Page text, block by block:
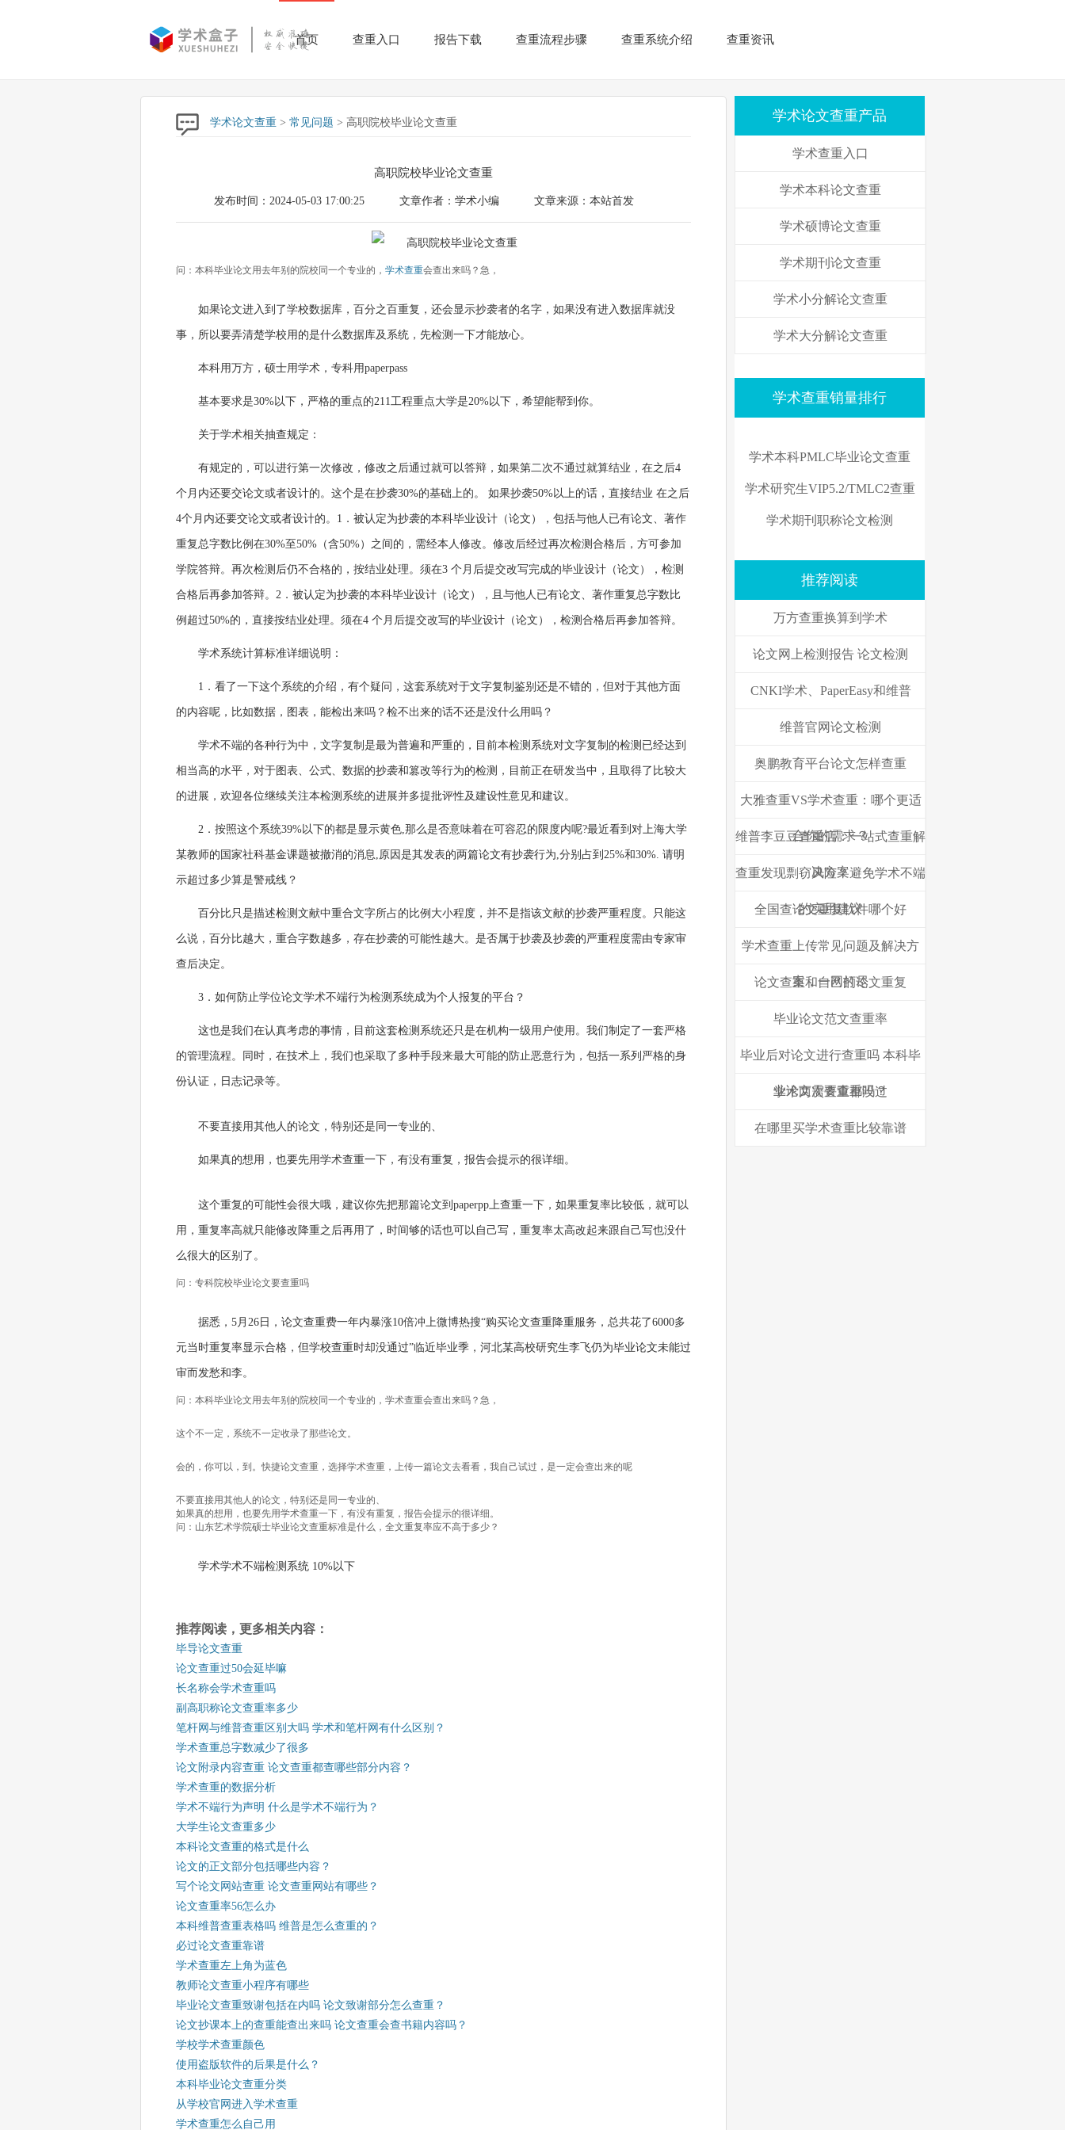
首页 查重入口 报告下载 查重流程步骤 查重系统介绍 查重资讯
学术论文查重 > 常见问题 > 高职院校毕业论文查重
高职院校毕业论文查重
发布时间：2024-05-03 17:00:25 文章作者：学术小编 文章来源：本站首发
问：本科毕业论文用去年别的院校同一个专业的， 学术查重会查出来吗？急，
如果论文进入到了学校数据库，百分之百重复，还会显示抄袭者的名字，如果没有进入数据库就没
事，所以要弄清楚学校用的是什么数据库及系统，先检测一下才能放心。
本科用万方，硕士用学术，专科用paperpass
基本要求是30%以下，严格的重点的211工程重点大学是20%以下，希望能帮到你。
关于学术相关抽查规定：
有规定的，可以进行第一次修改，修改之后通过就可以答辩，如果第二次不通过就算结业，在之后4
个月内还要交论文或者设计的。这个是在抄袭30%的基础上的。 如果抄袭50%以上的话，直接结业 在之后
4个月内还要交论文或者设计的。1．被认定为抄袭的本科毕业设计（论文），包括与他人已有论文、著作
重复总字数比例在30%至50%（含50%）之间的，需经本人修改。修改后经过再次检测合格后，方可参加
学院答辩。再次检测后仍不合格的，按结业处理。须在3 个月后提交改写完成的毕业设计（论文），检测
合格后再参加答辩。2．被认定为抄袭的本科毕业设计（论文），且与他人已有论文、著作重复总字数比
例超过50%的，直接按结业处理。须在4 个月后提交改写的毕业设计（论文），检测合格后再参加答辩。
学术系统计算标准详细说明：
1．看了一下这个系统的介绍，有个疑问，这套系统对于文字复制鉴别还是不错的，但对于其他方面
的内容呢，比如数据，图表，能检出来吗？检不出来的话不还是没什么用吗？
学术不端的各种行为中，文字复制是最为普遍和严重的，目前本检测系统对文字复制的检测已经达到
相当高的水平，对于图表、公式、数据的抄袭和篡改等行为的检测，目前正在研发当中，且取得了比较大
的进展，欢迎各位继续关注本检测系统的进展并多提批评性及建设性意见和建议。
2．按照这个系统39%以下的都是显示黄色,那么是否意味着在可容忍的限度内呢?最近看到对上海大学
某教师的国家社科基金课题被撤消的消息,原因是其发表的两篇论文有抄袭行为,分别占到25%和30%. 请明
示超过多少算是警戒线？
百分比只是描述检测文献中重合文字所占的比例大小程度，并不是指该文献的抄袭严重程度。只能这
么说，百分比越大，重合字数越多，存在抄袭的可能性越大。是否属于抄袭及抄袭的严重程度需由专家审
查后决定。
3．如何防止学位论文学术不端行为检测系统成为个人报复的平台？
这也是我们在认真考虑的事情，目前这套检测系统还只是在机构一级用户使用。我们制定了一套严格
的管理流程。同时，在技术上，我们也采取了多种手段来最大可能的防止恶意行为，包括一系列严格的身
份认证，日志记录等。
不要直接用其他人的论文，特别还是同一专业的、
如果真的想用，也要先用学术查重一下，有没有重复，报告会提示的很详细。
这个重复的可能性会很大哦，建议你先把那篇论文到paperpp上查重一下，如果重复率比较低，就可以
用，重复率高就只能修改降重之后再用了，时间够的话也可以自己写，重复率太高改起来跟自己写也没什
么很大的区别了。
问：专科院校毕业论文要查重吗
据悉，5月26日，论文查重费一年内暴涨10倍冲上微博热搜“购买论文查重降重服务，总共花了6000多
元当时重复率显示合格，但学校查重时却没通过”临近毕业季，河北某高校研究生李飞仍为毕业论文未能过
审而发愁和李。
问：本科毕业论文用去年别的院校同一个专业的，学术查重会查出来吗？急，
这个不一定，系统不一定收录了那些论文。
会的，你可以，到。快捷论文查重，选择学术查重，上传一篇论文去看看，我自己试过，是一定会查出来的呢
不要直接用其他人的论文，特别还是同一专业的、
如果真的想用，也要先用学术查重一下，有没有重复，报告会提示的很详细。
问：山东艺术学院硕士毕业论文查重标准是什么，全文重复率应不高于多少？
学术学术不端检测系统 10%以下
推荐阅读，更多相关内容：
毕导论文查重
论文查重过50会延毕嘛
长名称会学术查重吗
副高职称论文查重率多少
笔杆网与维普查重区别大吗 学术和笔杆网有什么区别？
学术查重总字数减少了很多
论文附录内容查重 论文查重都查哪些部分内容？
学术查重的数据分析
学术不端行为声明 什么是学术不端行为？
大学生论文查重多少
本科论文查重的格式是什么
论文的正文部分包括哪些内容？
写个论文网站查重 论文查重网站有哪些？
论文查重率56怎么办
本科维普查重表格吗 维普是怎么查重的？
必过论文查重靠谱
学术查重左上角为蓝色
教师论文查重小程序有哪些
毕业论文查重致谢包括在内吗 论文致谢部分怎么查重？
论文抄课本上的查重能查出来吗 论文查重会查书籍内容吗？
学校学术查重颜色
使用盗版软件的后果是什么？
本科毕业论文查重分类
从学校官网进入学术查重
学术查重怎么自己用
学术论文查重产品
学术查重入口
学术本科论文查重
学术硕博论文查重
学术期刊论文查重
学术小分解论文查重
学术大分解论文查重
学术查重销量排行
学术本科PMLC毕业论文查重
学术研究生VIP5.2/TMLC2查重
学术期刊职称论文检测
推荐阅读
万方查重换算到学术
论文网上检测报告 论文检测
CNKI学术、PaperEasy和维普
维普官网论文检测
奥鹏教育平台论文怎样查重
大雅查重VS学术查重：哪个更适
合你的需求？
维普李豆豆查重店：一站式查重解
决方案
查重发现剽窃风险？避免学术不端
的实用建议
全国查论文重复软件哪个好
学术查重上传常见问题及解决方
案，一网打尽
论文查重和自己的论文重复
毕业论文范文查重率
毕业后对论文进行查重吗 本科毕
业论文需要查重吗？
学术两次查重都没过
在哪里买学术查重比较靠谱